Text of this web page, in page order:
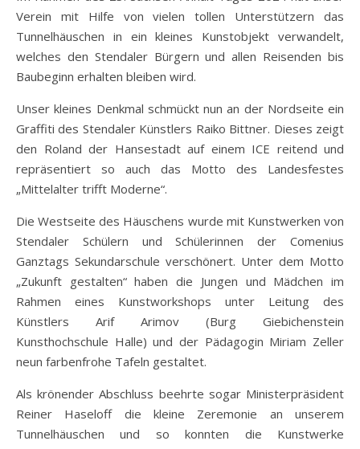
Verein mit Hilfe von vielen tollen Unterstützern das
Tunnelhäuschen in ein kleines Kunstobjekt verwandelt,
welches den Stendaler Bürgern und allen Reisenden bis
Baubeginn erhalten bleiben wird.
Unser kleines Denkmal schmückt nun an der Nordseite ein
Graffiti des Stendaler Künstlers Raiko Bittner. Dieses zeigt
den Roland der Hansestadt auf einem ICE reitend und
repräsentiert so auch das Motto des Landesfestes
„Mittelalter trifft Moderne“.
Die Westseite des Häuschens wurde mit Kunstwerken von
Stendaler Schülern und Schülerinnen der Comenius
Ganztags Sekundarschule verschönert. Unter dem Motto
„Zukunft gestalten“ haben die Jungen und Mädchen im
Rahmen eines Kunstworkshops unter Leitung des
Künstlers Arif Arimov (Burg Giebichenstein
Kunsthochschule Halle) und der Pädagogin Miriam Zeller
neun farbenfrohe Tafeln gestaltet.
Als krönender Abschluss beehrte sogar Ministerpräsident
Reiner Haseloff die kleine Zeremonie an unserem
Tunnelhäuschen und so konnten die Kunstwerke